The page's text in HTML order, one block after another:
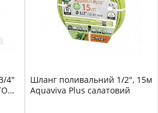
4"
Шланг поливальний 1/2", 15м
Aquaviva Plus салатовий